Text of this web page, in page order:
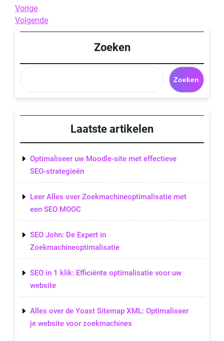
Berichtnavigatie
Previous
Post
Vorige
Next
Post
Volgende
Zoeken
Zoeken
Laatste artikelen
Optimaliseer uw Moodle-site met effectieve
SEO-strategieën
Leer Alles over Zoekmachineoptimalisatie met
een SEO MOOC
SEO John: De Expert in
Zoekmachineoptimalisatie
SEO in 1 klik: Efficiënte optimalisatie voor uw
website
Alles over de Yoast Sitemap XML: Optimaliseer
je website voor zoekmachines